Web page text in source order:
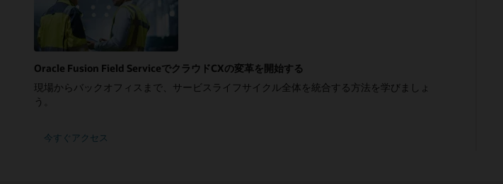
Oracle Fusion Field ServiceでクラウドCXの変革を開始する
現場からバックオフィスまで、サービスライフサイクル全体を統合する方法を学びましょ
う。
今すぐアクセス